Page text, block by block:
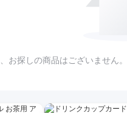
お探しの商品はございません